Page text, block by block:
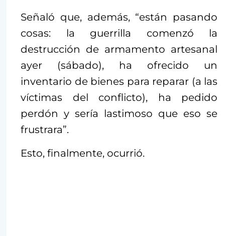
Señaló que, además, “están pasando
cosas: la guerrilla comenzó la
destrucción de armamento artesanal
ayer (sábado), ha ofrecido un
inventario de bienes para reparar (a las
víctimas del conflicto), ha pedido
perdón y sería lastimoso que eso se
frustrara”.
Esto, finalmente, ocurrió.